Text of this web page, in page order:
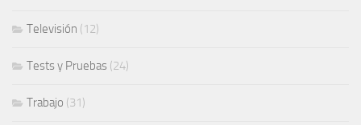
Televisión (12)
Tests y Pruebas (24)
Trabajo (31)